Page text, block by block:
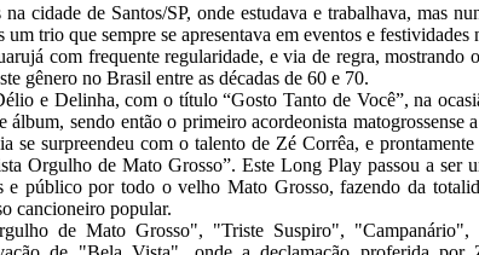
cidade de Santos/SP, onde estudava e trabalhava, mas
trio que sempre se apresentava em eventos e festividades
com frequente regularidade, e via de regra, mostrando
gênero no Brasil entre as décadas de 60 e 70.
e Delinha, com o título “Gosto Tanto de Você”, na
álbum, sendo então o primeiro acordeonista matogrossense
surpreendeu com o talento de Zé Corrêa, e
Orgulho de Mato Grosso”. Este Long Play passou a ser
e público por todo o velho Mato Grosso, fazendo da
cancioneiro popular.
de Mato Grosso", "Triste Suspiro",